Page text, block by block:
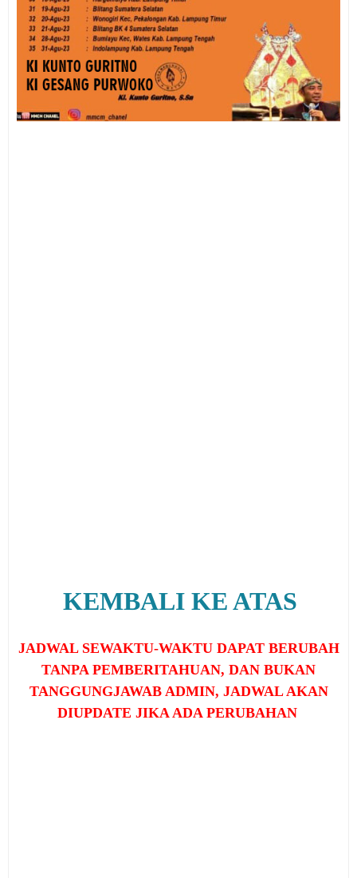
KEMBALI KE ATAS
JADWAL SEWAKTU-WAKTU DAPAT BERUBAH
TANPA PEMBERITAHUAN, DAN BUKAN
TANGGUNGJAWAB ADMIN, JADWAL AKAN
DIUPDATE JIKA ADA PERUBAHAN